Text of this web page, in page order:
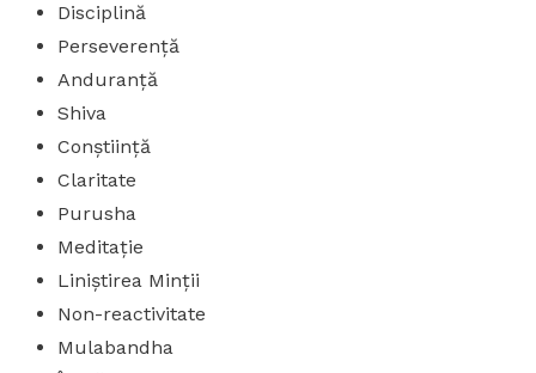
Disciplină
Perseverență
Anduranță
Shiva
Conștiință
Claritate
Purusha
Meditație
Liniștirea Minții
Non-reactivitate
Mulabandha